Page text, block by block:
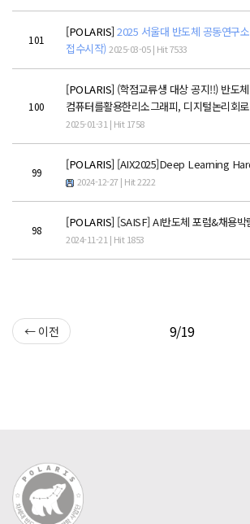
게시판
공지사항
News
행사
POLARIS TMI
POLAR GATE
101
[POLARIS] 2025 서울대 반도체 공동연구
접수시작) 2025-03-05 | Hit 7533
100
[POLARIS] (학점교류생 대상 공지!!) 반도
컴퓨터를활용한리소그래피, 디지털논리회
2025-01-31 | Hit 1758
99
[POLARIS] [AIX2025]Deep Learning
2024-12-27 | Hit 2222
98
[POLARIS] [SAISF] AI반도체 포럼&채용박
2024-11-21 | Hit 1853
← 이전 9/19